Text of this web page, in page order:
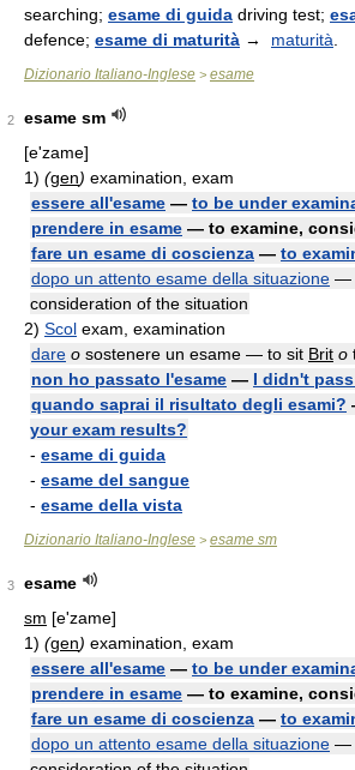
searching; esame di guida driving test;
defence; esame di maturità → maturità
Dizionario Italiano-Inglese > esame
2
esame sm
[e'zame]
1) (gen) examination, exam
essere all'esame — to be under
prendere in esame — to examine,
fare un esame di coscienza — to
dopo un attento esame della situazione —
consideration of the situation
2) Scol exam, examination
dare o sostenere un esame — to sit Brit o
non ho passato l'esame — I didn't
quando saprai il risultato degli esami?
your exam results?
- esame di guida
- esame del sangue
- esame della vista
Dizionario Italiano-Inglese > esame sm
3
esame
sm [e'zame]
1) (gen) examination, exam
essere all'esame — to be under
prendere in esame — to examine,
fare un esame di coscienza — to
dopo un attento esame della situazione —